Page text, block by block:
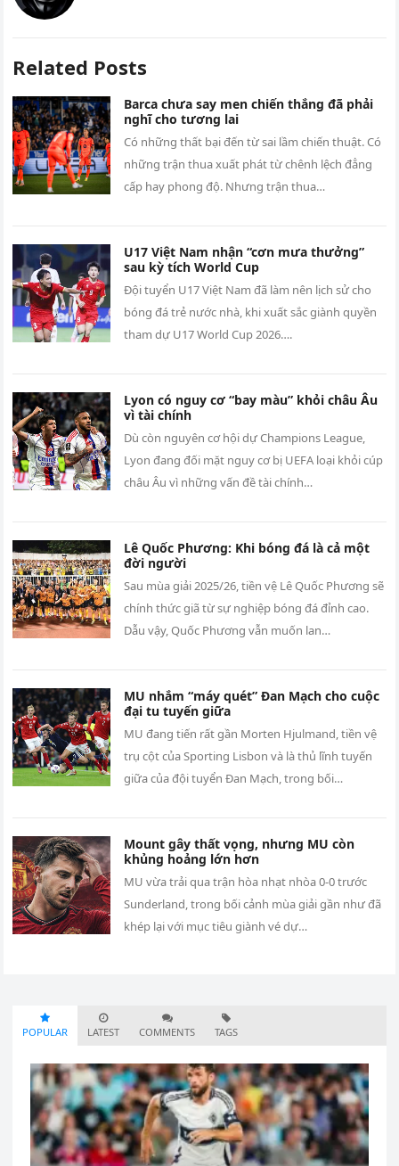
Related Posts
Barca chưa say men chiến thắng đã phải
nghĩ cho tương lai
Có những thất bại đến từ sai lầm chiến thuật. Có
những trận thua xuất phát từ chênh lệch đẳng
cấp hay phong độ. Nhưng trận thua…
U17 Việt Nam nhận “cơn mưa thưởng”
sau kỳ tích World Cup
Đội tuyển U17 Việt Nam đã làm nên lịch sử cho
bóng đá trẻ nước nhà, khi xuất sắc giành quyền
tham dự U17 World Cup 2026….
Lyon có nguy cơ “bay màu” khỏi châu Âu
vì tài chính
Dù còn nguyên cơ hội dự Champions League,
Lyon đang đối mặt nguy cơ bị UEFA loại khỏi cúp
châu Âu vì những vấn đề tài chính…
Lê Quốc Phương: Khi bóng đá là cả một
đời người
Sau mùa giải 2025/26, tiền vệ Lê Quốc Phương sẽ
chính thức giã từ sự nghiệp bóng đá đỉnh cao.
Dẫu vậy, Quốc Phương vẫn muốn lan…
MU nhắm “máy quét” Đan Mạch cho cuộc
đại tu tuyến giữa
MU đang tiến rất gần Morten Hjulmand, tiền vệ
trụ cột của Sporting Lisbon và là thủ lĩnh tuyến
giữa của đội tuyển Đan Mạch, trong bối…
Mount gây thất vọng, nhưng MU còn
khủng hoảng lớn hơn
MU vừa trải qua trận hòa nhạt nhòa 0-0 trước
Sunderland, trong bối cảnh mùa giải gần như đã
khép lại với mục tiêu giành vé dự…
POPULAR LATEST COMMENTS TAGS